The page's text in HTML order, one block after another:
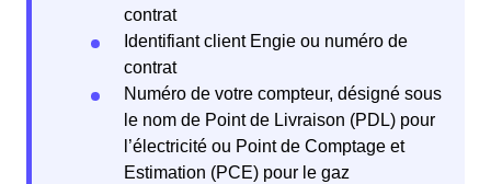
contrat
Identifiant client Engie ou numéro de
contrat
Numéro de votre compteur, désigné sous
le nom de Point de Livraison (PDL) pour
l’électricité ou Point de Comptage et
Estimation (PCE) pour le gaz